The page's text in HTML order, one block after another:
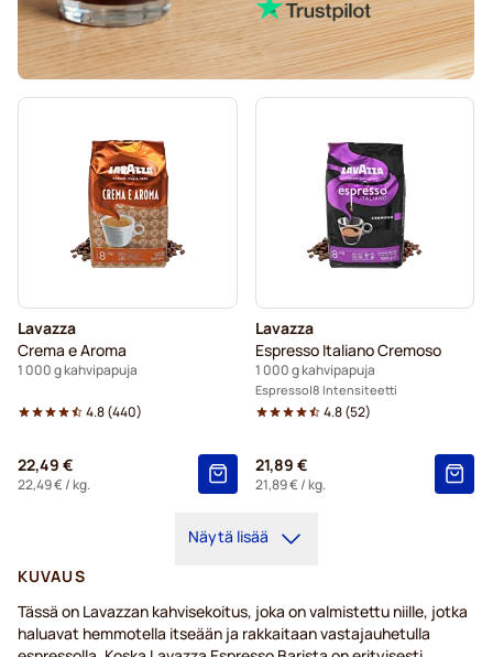
Lavazza
Crema e Aroma
1 000 g kahvipapuja
4.8(440)
22,49 €
22,49 €/ kg.
Lavazza
Espresso Italiano Cremoso
1 000 g kahvipapuja
Espresso 8 Intensiteetti
4.8(52)
21,89 €
21,89 €/ kg.
Näytä lisää
KUVAUS
Tässä on Lavazzan kahvisekoitus, joka on valmistettu niille, jotka
haluavat hemmotella itseään ja rakkaitaan vastajauhetulla